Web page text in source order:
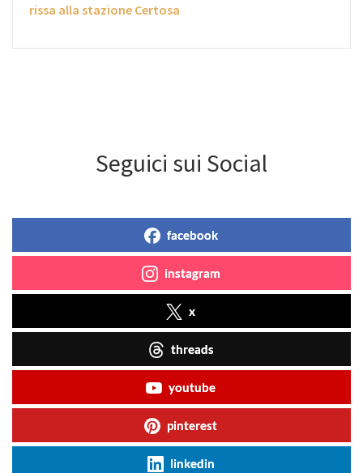
rissa alla stazione Certosa
Seguici sui Social
facebook
instagram
x
threads
youtube
pinterest
linkedin